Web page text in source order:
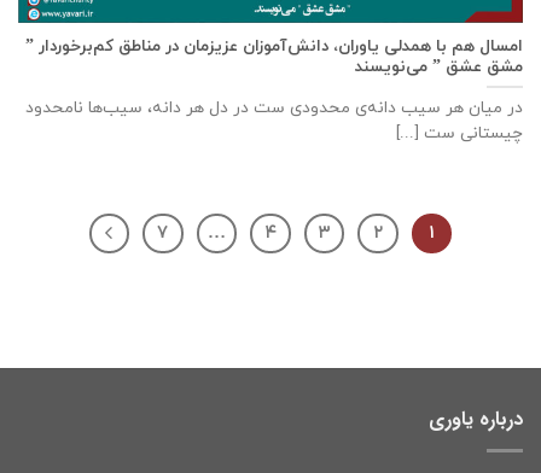
امسال هم با همدلی یاوران، دانش‌آموزان عزیزمان در مناطق کم‌برخوردار ”
مشق عشق ” می‌نویسند
در میان هر سیب دانه‌ی محدودی ست در دل هر دانه، سیب‌ها نامحدود
چیستانی ست [...]
۱ ۲ ۳ ۴ … ۷
درباره یاوری